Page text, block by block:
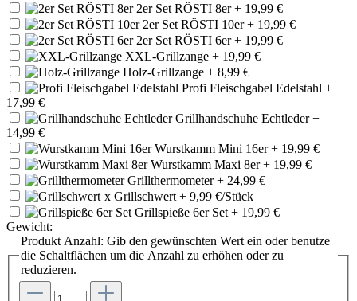
2er Set RÖSTI 8er+ 19,99 €
2er Set RÖSTI 10er+ 19,99 €
2er Set RÖSTI 6er+ 19,99 €
XXL-Grillzange + 19,99 €
Holz-Grillzange + 8,99 €
Profi Fleischgabel Edelstahl +
17,99 €
Grillhandschuhe Echtleder+
14,99 €
Wurstkamm Mini 16er+ 19,99 €
Wurstkamm Maxi 8er+ 19,99 €
Grillthermometer+ 24,99 €
x Grillschwert + 9,99 €/Stück
Grillspieße 6er Set + 19,99 €
Gewicht:
Produkt Anzahl: Gib den gewünschten Wert ein oder benutze
die Schaltflächen um die Anzahl zu erhöhen oder zu
reduzieren.